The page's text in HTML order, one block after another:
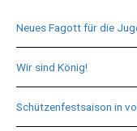
Neues Fagott für die
Wir sind König!
Schützenfestsaison in